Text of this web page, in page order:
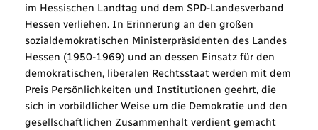
im Hessischen Landtag und dem SPD-Landesverband
Hessen verliehen. In Erinnerung an den großen
sozialdemokratischen Ministerpräsidenten des Landes
Hessen (1950-1969) und an dessen Einsatz für den
demokratischen, liberalen Rechtsstaat werden mit dem
Preis Persönlichkeiten und Institutionen geehrt, die
sich in vorbildlicher Weise um die Demokratie und den
gesellschaftlichen Zusammenhalt verdient gemacht